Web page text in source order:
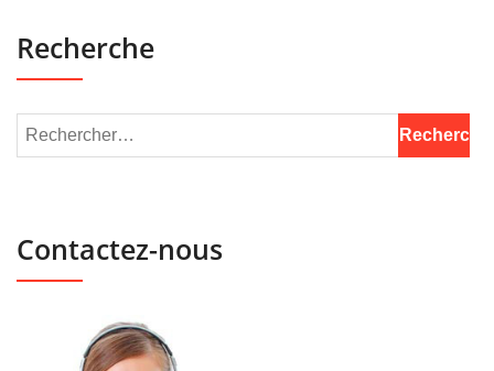
Recherche
Contactez-nous